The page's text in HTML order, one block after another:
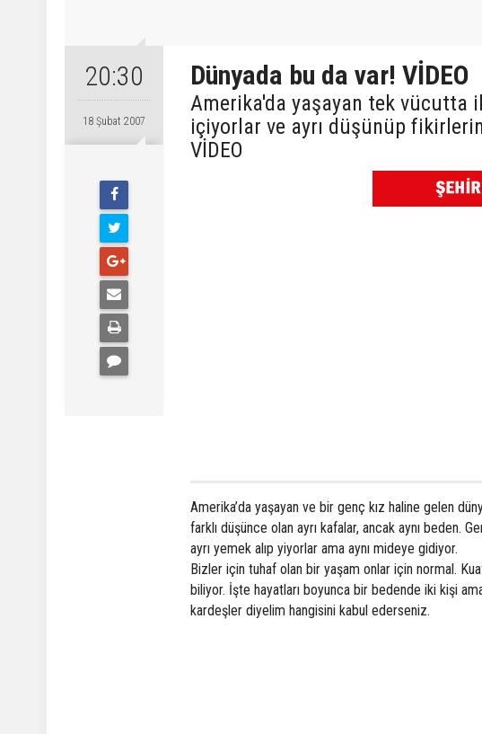
20:30
18 Şubat 2007
Dünyada bu da var! VİDEO
Amerika'da yaşayan tek vücutta
içiyorlar ve ayrı düşünüp
VİDEO
Amerika’da yaşayan ve bir genç kız haline gelen
farklı düşünce olan ayrı kafalar, ancak aynı beden.
ayrı yemek alıp yiyorlar ama aynı mideye gidiyor.
Bizler için tuhaf olan bir yaşam onlar için normal.
biliyor. İşte hayatları boyunca bir bedende iki kişi
kardeşler diyelim hangisini kabul ederseniz.